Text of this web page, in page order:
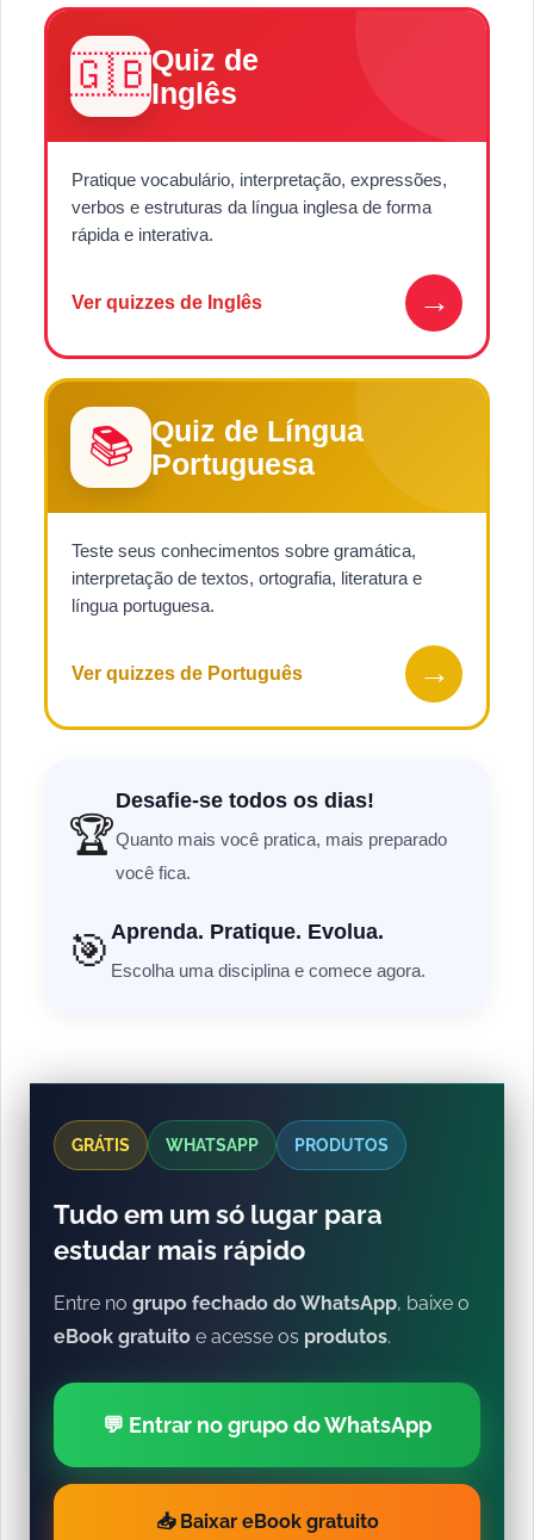
🇬🇧Quiz de
Inglês
Pratique vocabulário, interpretação, expressões,
verbos e estruturas da língua inglesa de forma
rápida e interativa.
Ver quizzes de Inglês →
📚
Quiz de Língua
Portuguesa
Teste seus conhecimentos sobre gramática,
interpretação de textos, ortografia, literatura e
língua portuguesa.
Ver quizzes de Português →
🏆
Desafie-se todos os dias!
Quanto mais você pratica, mais preparado
você fica.
🎯 Aprenda. Pratique. Evolua.
Escolha uma disciplina e comece agora.
GRÁTIS WHATSAPP PRODUTOS
Tudo em um só lugar para
estudar mais rápido
Entre no grupo fechado do WhatsApp, baixe o
eBook gratuito e acesse os produtos.
💬 Entrar no grupo do WhatsApp
📥 Baixar eBook gratuito